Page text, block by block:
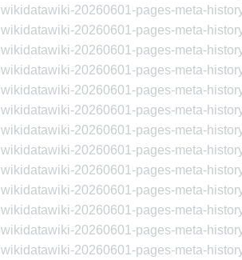
wikidatawiki-20260601-pages-meta-
wikidatawiki-20260601-pages-meta-
wikidatawiki-20260601-pages-meta-
wikidatawiki-20260601-pages-meta-
wikidatawiki-20260601-pages-meta-
wikidatawiki-20260601-pages-meta-
wikidatawiki-20260601-pages-meta-
wikidatawiki-20260601-pages-meta-
wikidatawiki-20260601-pages-meta-
wikidatawiki-20260601-pages-meta-
wikidatawiki-20260601-pages-meta-
wikidatawiki-20260601-pages-meta-
wikidatawiki-20260601-pages-meta-